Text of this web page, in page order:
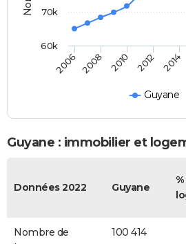
Guyane
2006 2008 2010 2012 2014
60k
70k
Guyane : immobilier et
Données 2022 Guyane
Nombre de
100 414